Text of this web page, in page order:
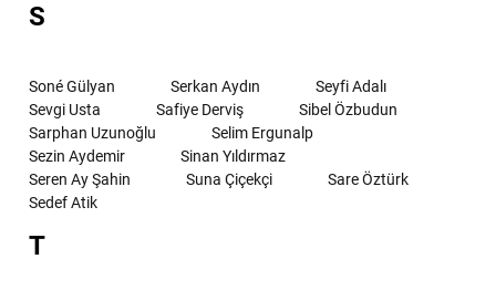
S
Soné Gülyan Serkan Aydın
Seyfi Adalı
Sevgi Usta
Safiye Derviş
Sibel Özbudun
Sarphan Uzunoğlu
Selim Ergunalp
Sezin Aydemir
Sinan Yıldırmaz
Seren Ay Şahin
Suna Çiçekçi
Sare Öztürk
Sedef Atik
T